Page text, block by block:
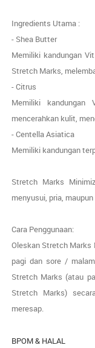
Ingredients Utama :
- Shea Butter
Memiliki kandungan
Stretch Marks,
- Citrus
Memiliki
mencerahkan kulit,
- Centella Asiatica
Memiliki kandungan
Stretch Marks
menyusui, pria,
Cara Penggunaan:
Oleskan Stretch Marks
pagi dan sore /
Stretch Marks (atau
Stretch Marks)
meresap.
BPOM & HALAL